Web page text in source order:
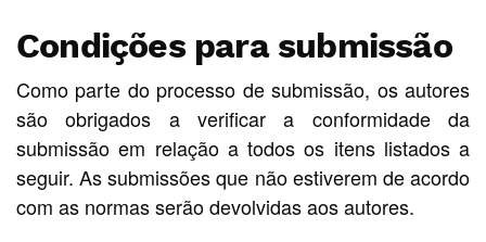
Condições para submissão
Como parte do processo de submissão, os autores
são obrigados a verificar a conformidade da
submissão em relação a todos os itens listados a
seguir. As submissões que não estiverem de acordo
com as normas serão devolvidas aos autores.